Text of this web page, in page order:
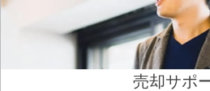
売却サポ